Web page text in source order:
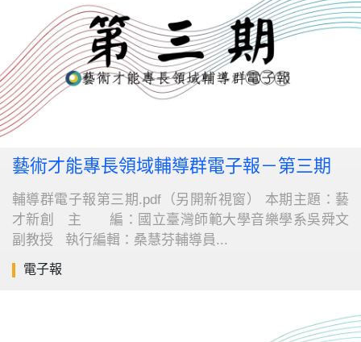
藝術才能專長領域輔導群電子報－第三期
輔導群電子報第三期.pdf（另開新視窗） 本期主題：藝
才新創 主 編：國立臺灣師範大學音樂學系吳舜文
副教授 執行編輯：桑慧芬輔導員...
電子報